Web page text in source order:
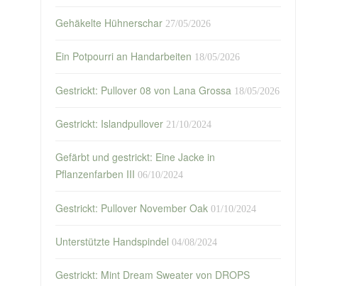
Gehäkelte Hühnerschar 27/05/2026
Ein Potpourri an Handarbeiten 18/05/2026
Gestrickt: Pullover 08 von Lana Grossa 18/05/2026
Gestrickt: Islandpullover 21/10/2024
Gefärbt und gestrickt: Eine Jacke in
Pflanzenfarben III 06/10/2024
Gestrickt: Pullover November Oak 01/10/2024
Unterstützte Handspindel 04/08/2024
Gestrickt: Mint Dream Sweater von DROPS